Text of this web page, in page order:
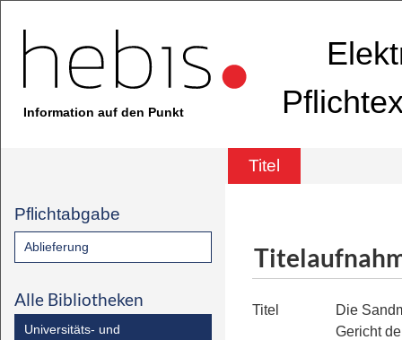
Information auf den Punkt
Titel
Pflichtabgabe
Ablieferung
Alle Bibliotheken
Universitäts- und
Titel
Die
Gericht